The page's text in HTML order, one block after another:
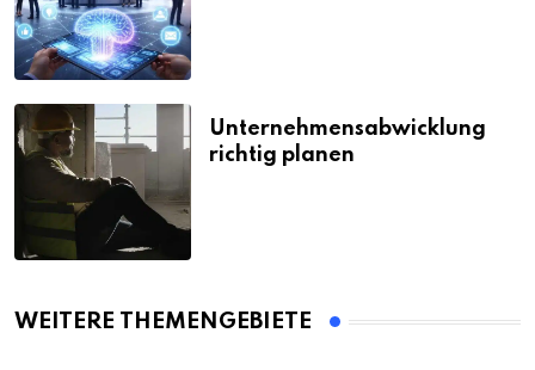
Unternehmensabwicklung
richtig planen
WEITERE THEMENGEBIETE